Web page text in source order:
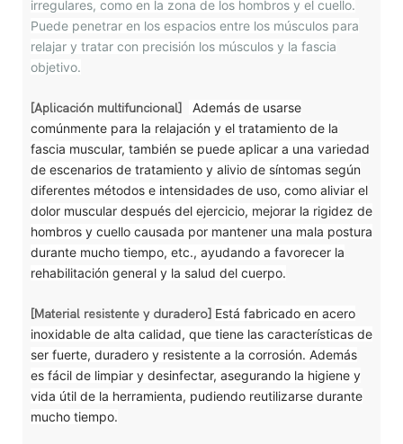
irregulares, como en la zona de los hombros y el cuello.
Puede penetrar en los espacios entre los músculos para
relajar y tratar con precisión los músculos y la fascia
objetivo.
[Aplicación multifuncional]
Además de usarse
comúnmente para la relajación y el tratamiento de la
fascia muscular, también se puede aplicar a una variedad
de escenarios de tratamiento y alivio de síntomas según
diferentes métodos e intensidades de uso, como aliviar el
dolor muscular después del ejercicio, mejorar la rigidez de
hombros y cuello causada por mantener una mala postura
durante mucho tiempo, etc., ayudando a favorecer la
rehabilitación general y la salud del cuerpo.
[Material resistente y duradero] Está fabricado en acero
inoxidable de alta calidad, que tiene las características de
ser fuerte, duradero y resistente a la corrosión. Además
es fácil de limpiar y desinfectar, asegurando la higiene y
vida útil de la herramienta, pudiendo reutilizarse durante
mucho tiempo.